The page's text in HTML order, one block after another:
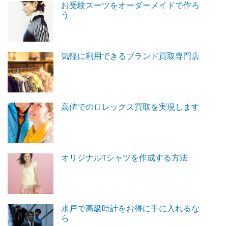
お受験スーツをオーダーメイドで作ろ
う
気軽に利用できるブランド買取専門店
高値でのロレックス買取を実現します
オリジナルTシャツを作成する方法
水戸で高級時計をお得に手に入れるな
ら